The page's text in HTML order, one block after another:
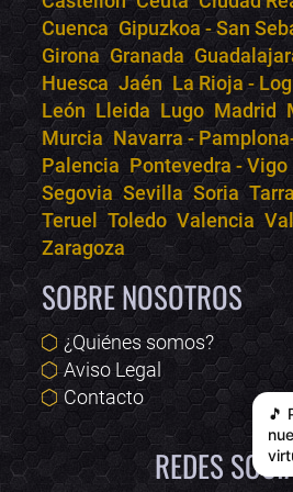
Cuenca Gipuzkoa - San
Girona Granada
Huesca Jaén La Rioja -
León Lleida Lugo Madrid
Murcia Navarra -
Palencia Pontevedra - Vigo
Segovia Sevilla Soria
Teruel
Toledo Valencia
Zaragoza
SOBRE NOSOTROS
¿Quiénes somos?
Aviso Legal
Contacto
REDES
🎵